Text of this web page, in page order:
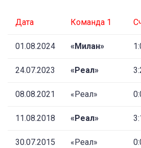
Дата Команда 1
01.08.2024 «Милан»
24.07.2023 «Реал»
08.08.2021 «Реал»
11.08.2018 «Реал»
30.07.2015 «Реал»